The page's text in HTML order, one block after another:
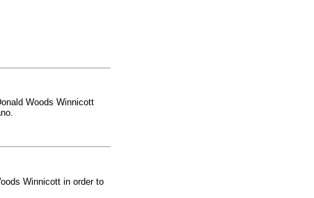
Woods Winnicott
Winnicott in order to